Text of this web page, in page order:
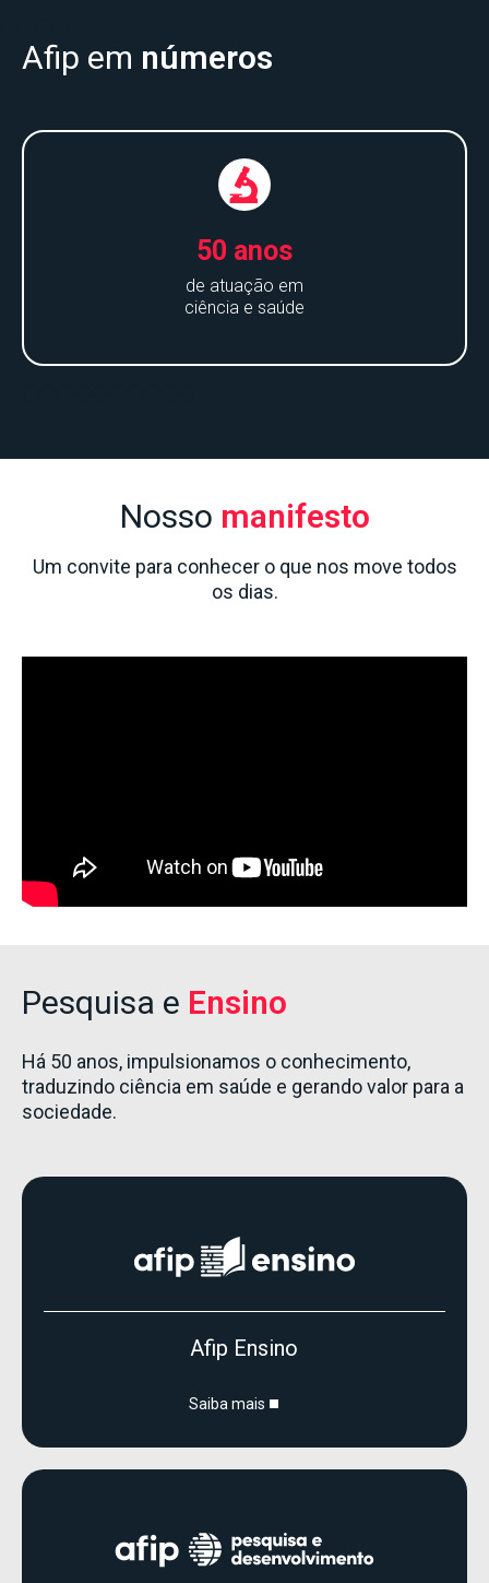
Afip em números
50 anos
de atuação em
ciência e saúde
Nosso manifesto
Um convite para conhecer o que nos move todos
os dias.
Pesquisa e Ensino
Há 50 anos, impulsionamos o conhecimento,
traduzindo ciência em saúde e gerando valor para a
sociedade.
Afip Ensino
Saiba mais